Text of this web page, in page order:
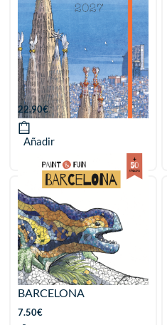
Agenda Barcelona 2027
22.90€
Añadir
PAINT & FUN.
BARCELONA
7.50€